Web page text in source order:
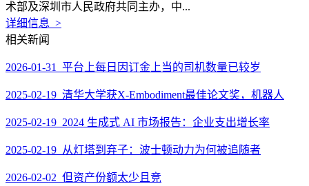
术部及深圳市人民政府共同主办，中...
详细信息 >
相关新闻
2026-01-31 平台上每日因订金上当的司机数量已较岁
2025-02-19 清华大学获X-Embodiment最佳论文奖，机器人
2025-02-19 2024 生成式 AI 市场报告：企业支出增长率
2025-02-19 从灯塔到弃子：波士顿动力为何被追随者
2026-02-02 但资产份额太少且竞